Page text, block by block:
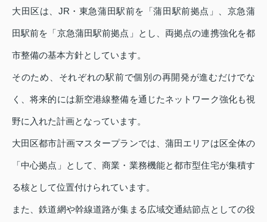
大田区は、JR・東急蒲田駅前を「蒲田駅前拠点」、京急蒲
田駅前を「京急蒲田駅前拠点」とし、両拠点の連携強化を都
市整備の基本方針としています。
そのため、それぞれの駅前で個別の再開発が進むだけでな
く、将来的には新空港線整備を通じたネットワーク強化も視
野に入れた計画となっています。
大田区都市計画マスタープランでは、蒲田エリアは区全体の
「中心拠点」として、商業・業務機能と都市型住宅が集積す
る核として位置付けられています。
また、鉄道網や幹線道路が集まる広域交通結節点としての役